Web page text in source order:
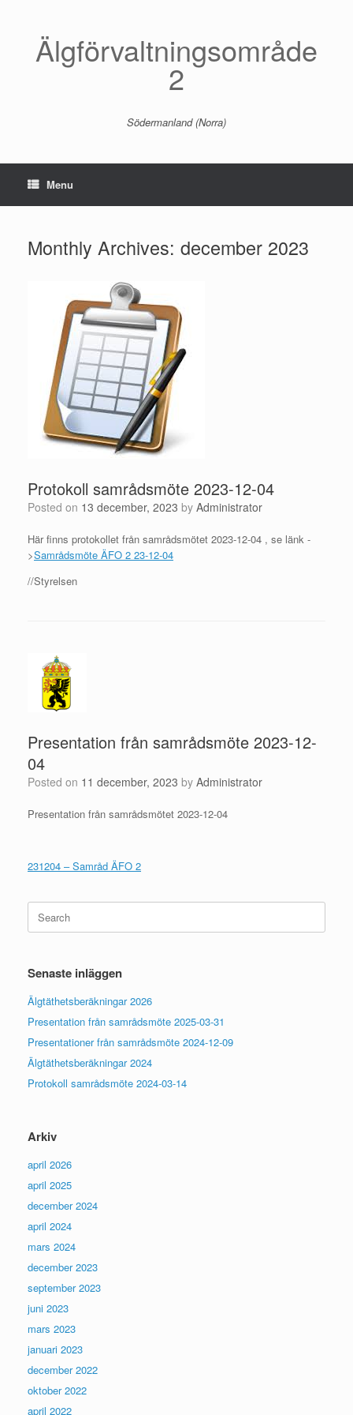
Älgförvaltningsområde
2
Södermanland (Norra)
Menu
Monthly Archives: december 2023
Protokoll samrådsmöte 2023-12-04
Posted on 13 december, 2023 by Administrator
Här finns protokollet från samrådsmötet 2023-12-04 , se länk -
>Samrådsmöte ÄFO 2 23-12-04
//Styrelsen
Presentation från samrådsmöte 2023-12-
04
Posted on 11 december, 2023 by Administrator
Presentation från samrådsmötet 2023-12-04
231204 – Samråd ÄFO 2
Search
for:
Senaste inläggen
Älgtäthetsberäkningar 2026
Presentation från samrådsmöte 2025-03-31
Presentationer från samrådsmöte 2024-12-09
Älgtäthetsberäkningar 2024
Protokoll samrådsmöte 2024-03-14
Arkiv
april 2026
april 2025
december 2024
april 2024
mars 2024
december 2023
september 2023
juni 2023
mars 2023
januari 2023
december 2022
oktober 2022
april 2022